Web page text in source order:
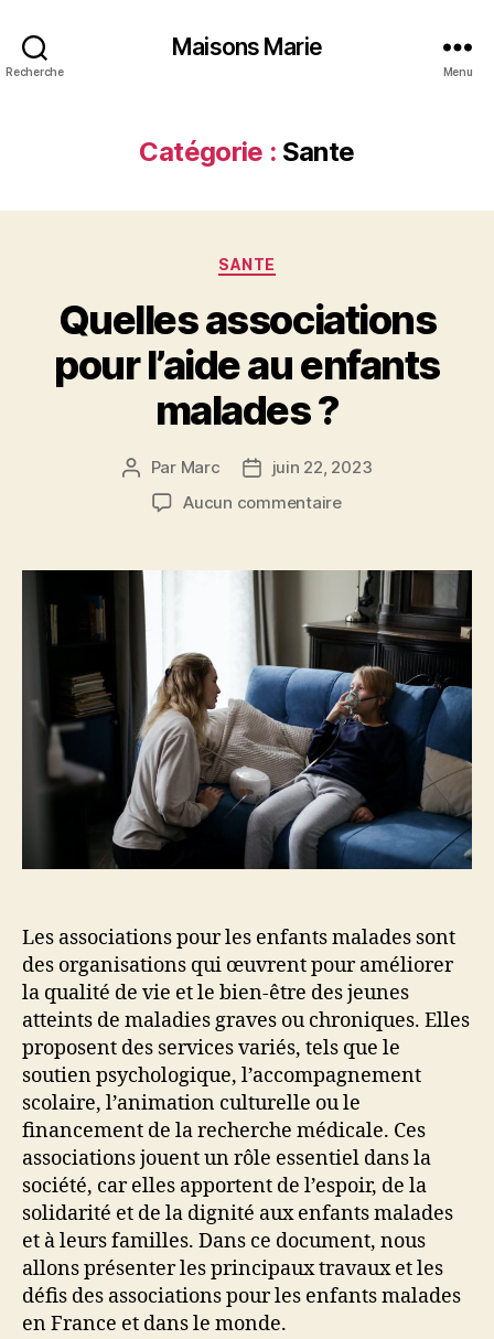
Recherche
Maisons Marie
Menu
Catégorie : Sante
Catégories
SANTE
Quelles associations
pour l’aide au enfants
malades ?
Auteur
l’article
Par Marc
Datejuin 22, 2023
Aucun commentairesur
pour
l’aide
au
enfants
malades
?
Les associations pour les enfants malades sont
des organisations qui œuvrent pour améliorer
la qualité de vie et le bien-être des jeunes
atteints de maladies graves ou chroniques. Elles
proposent des services variés, tels que le
soutien psychologique, l’accompagnement
scolaire, l’animation culturelle ou le
financement de la recherche médicale. Ces
associations jouent un rôle essentiel dans la
société, car elles apportent de l’espoir, de la
solidarité et de la dignité aux enfants malades
et à leurs familles. Dans ce document, nous
allons présenter les principaux travaux et les
défis des associations pour les enfants malades
en France et dans le monde.